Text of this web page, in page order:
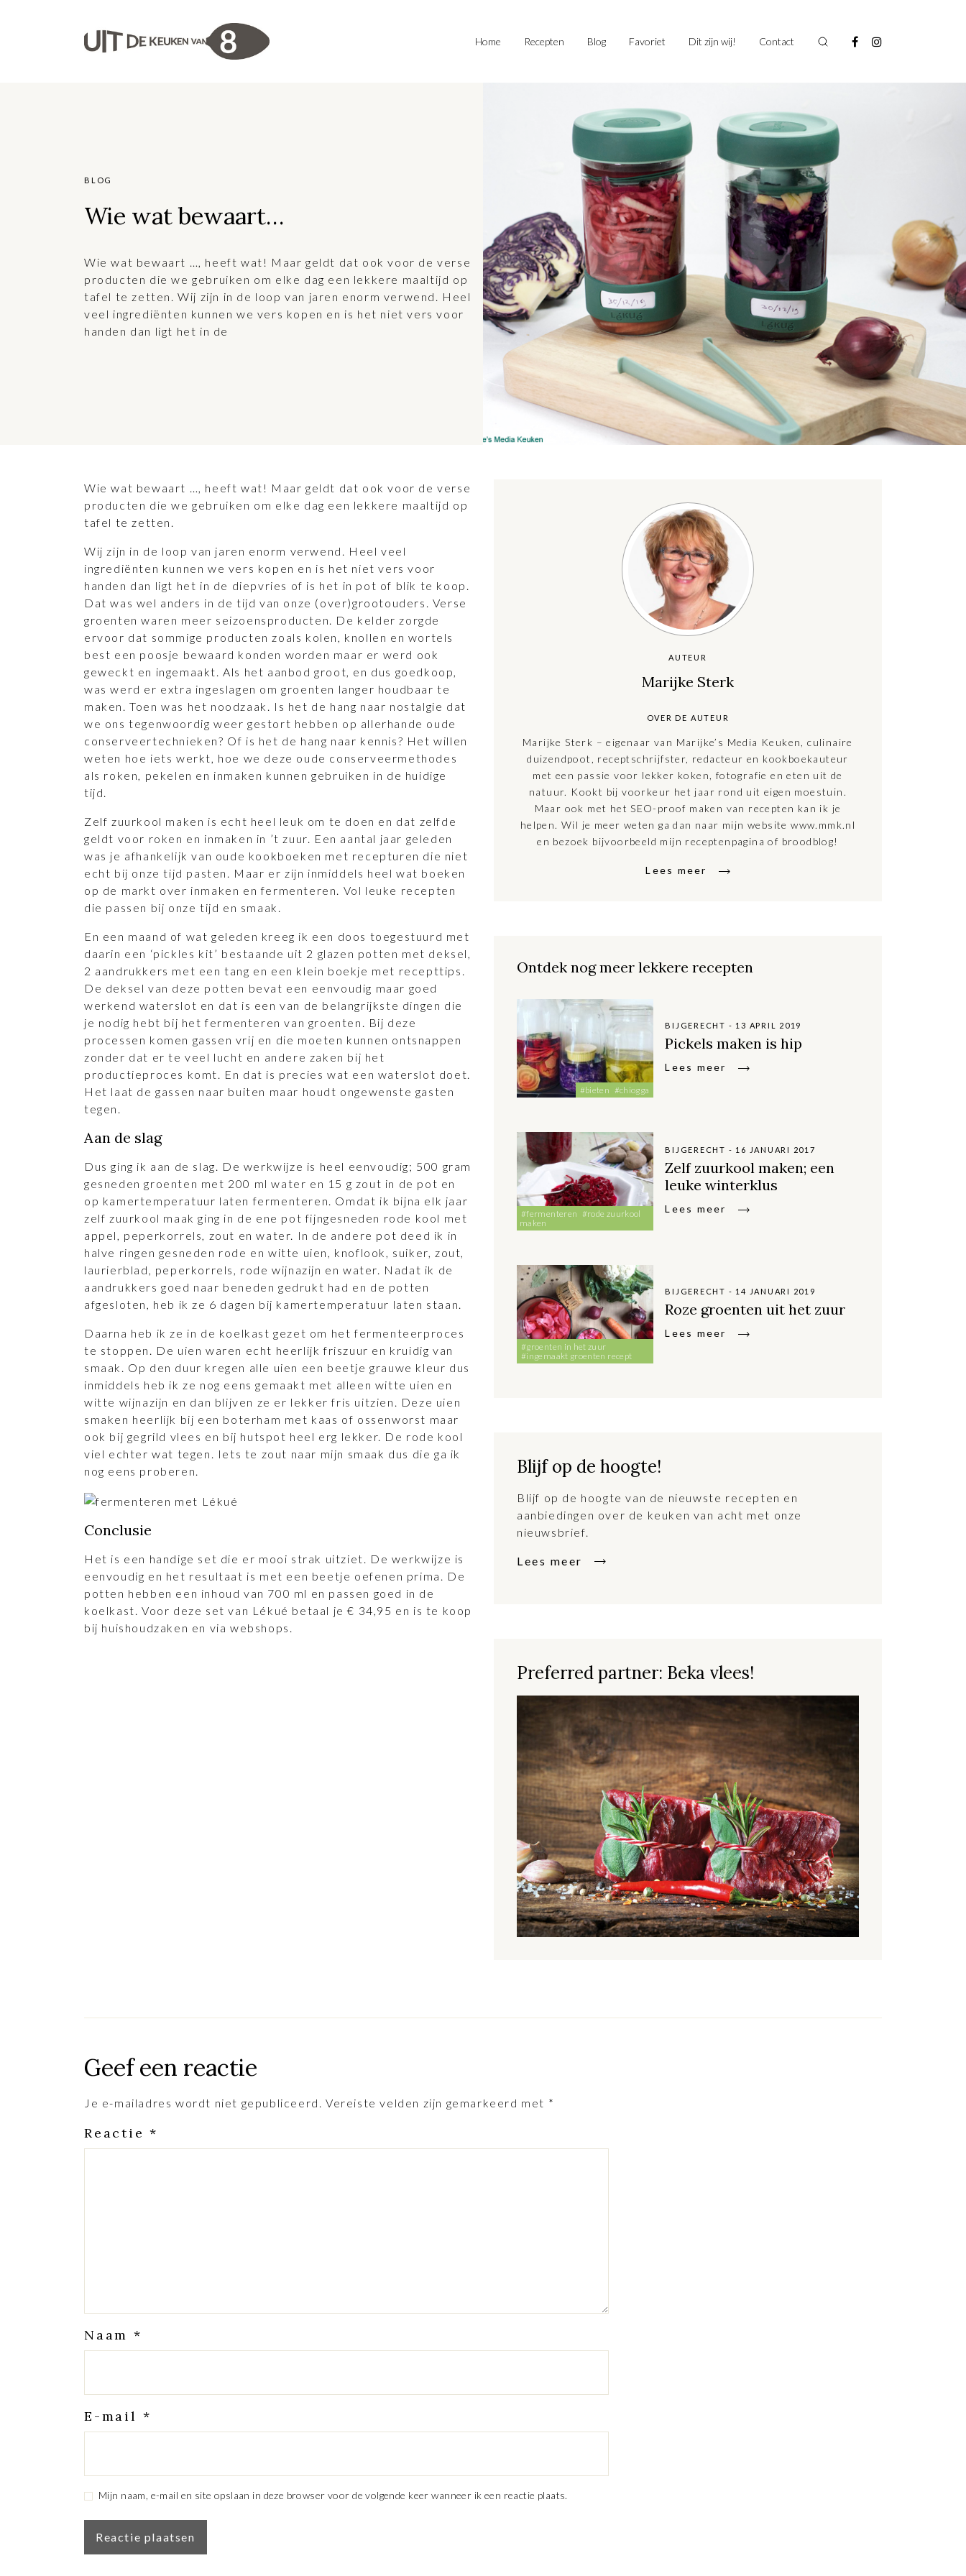
Home Recepten Blog Favoriet Dit zijn wij! Contact
BLOG
Wie wat bewaart…
Wie wat bewaart …, heeft wat! Maar geldt dat ook voor de verse
producten die we gebruiken om elke dag een lekkere maaltijd op
tafel te zetten. Wij zijn in de loop van jaren enorm verwend. Heel
veel ingrediënten kunnen we vers kopen en is het niet vers voor
handen dan ligt het in de
Wie wat bewaart …, heeft wat! Maar geldt dat ook voor de verse
producten die we gebruiken om elke dag een lekkere maaltijd op
tafel te zetten.
Wij zijn in de loop van jaren enorm verwend. Heel veel
ingrediënten kunnen we vers kopen en is het niet vers voor
handen dan ligt het in de diepvries of is het in pot of blik te koop.
Dat was wel anders in de tijd van onze (over)grootouders. Verse
groenten waren meer seizoensproducten. De kelder zorgde
ervoor dat sommige producten zoals kolen, knollen en wortels
best een poosje bewaard konden worden maar er werd ook
geweckt en ingemaakt. Als het aanbod groot, en dus goedkoop,
was werd er extra ingeslagen om groenten langer houdbaar te
maken. Toen was het noodzaak. Is het de hang naar nostalgie dat
we ons tegenwoordig weer gestort hebben op allerhande oude
conserveertechnieken? Of is het de hang naar kennis? Het willen
weten hoe iets werkt, hoe we deze oude conserveermethodes
als roken, pekelen en inmaken kunnen gebruiken in de huidige
tijd.
Zelf zuurkool maken is echt heel leuk om te doen en dat zelfde
geldt voor roken en inmaken in ’t zuur. Een aantal jaar geleden
was je afhankelijk van oude kookboeken met recepturen die niet
echt bij onze tijd pasten. Maar er zijn inmiddels heel wat boeken
op de markt over inmaken en fermenteren. Vol leuke recepten
die passen bij onze tijd en smaak.
En een maand of wat geleden kreeg ik een doos toegestuurd met
daarin een ‘pickles kit’ bestaande uit 2 glazen potten met deksel,
2 aandrukkers met een tang en een klein boekje met recepttips.
De deksel van deze potten bevat een eenvoudig maar goed
werkend waterslot en dat is een van de belangrijkste dingen die
je nodig hebt bij het fermenteren van groenten. Bij deze
processen komen gassen vrij en die moeten kunnen ontsnappen
zonder dat er te veel lucht en andere zaken bij het
productieproces komt. En dat is precies wat een waterslot doet.
Het laat de gassen naar buiten maar houdt ongewenste gasten
tegen.
Aan de slag
Dus ging ik aan de slag. De werkwijze is heel eenvoudig; 500 gram
gesneden groenten met 200 ml water en 15 g zout in de pot en
op kamertemperatuur laten fermenteren. Omdat ik bijna elk jaar
zelf zuurkool maak ging in de ene pot fijngesneden rode kool met
appel, peperkorrels, zout en water. In de andere pot deed ik in
halve ringen gesneden rode en witte uien, knoflook, suiker, zout,
laurierblad, peperkorrels, rode wijnazijn en water. Nadat ik de
aandrukkers goed naar beneden gedrukt had en de potten
afgesloten, heb ik ze 6 dagen bij kamertemperatuur laten staan.
Daarna heb ik ze in de koelkast gezet om het fermenteerproces
te stoppen. De uien waren echt heerlijk friszuur en kruidig van
smaak. Op den duur kregen alle uien een beetje grauwe kleur dus
inmiddels heb ik ze nog eens gemaakt met alleen witte uien en
witte wijnazijn en dan blijven ze er lekker fris uitzien. Deze uien
smaken heerlijk bij een boterham met kaas of ossenworst maar
ook bij gegrild vlees en bij hutspot heel erg lekker. De rode kool
viel echter wat tegen. Iets te zout naar mijn smaak dus die ga ik
nog eens proberen.
Conclusie
Het is een handige set die er mooi strak uitziet. De werkwijze is
eenvoudig en het resultaat is met een beetje oefenen prima. De
potten hebben een inhoud van 700 ml en passen goed in de
koelkast. Voor deze set van Lékué betaal je € 34,95 en is te koop
bij huishoudzaken en via webshops.
AUTEUR
Marijke Sterk
OVER DE AUTEUR
Marijke Sterk – eigenaar van Marijke’s Media Keuken, culinaire
duizendpoot, receptschrijfster, redacteur en kookboekauteur
met een passie voor lekker koken, fotografie en eten uit de
natuur. Kookt bij voorkeur het jaar rond uit eigen moestuin.
Maar ook met het SEO-proof maken van recepten kan ik je
helpen. Wil je meer weten ga dan naar mijn website www.mmk.nl
en bezoek bijvoorbeeld mijn receptenpagina of broodblog!
Lees meer
Ontdek nog meer lekkere recepten
#bieten #chiogga
BIJGERECHT - 13 APRIL 2019
Pickels maken is hip
Lees meer
#fermenteren #rode zuurkool
maken
BIJGERECHT - 16 JANUARI 2017
Zelf zuurkool maken; een
leuke winterklus
Lees meer
#groenten in het zuur
#ingemaakt groenten recept
BIJGERECHT - 14 JANUARI 2019
Roze groenten uit het zuur
Lees meer
Blijf op de hoogte!
Blijf op de hoogte van de nieuwste recepten en
aanbiedingen over de keuken van acht met onze
nieuwsbrief.
Lees meer
Preferred partner: Beka vlees!
Geef een reactie
Je e-mailadres wordt niet gepubliceerd. Vereiste velden zijn gemarkeerd met *
Reactie*
Naam *
E-mail *
Mijn naam, e-mail en site opslaan in deze browser voor de volgende keer wanneer ik een reactie plaats.